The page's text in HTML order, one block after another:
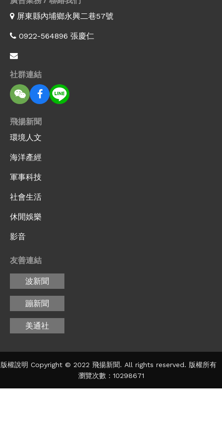
屏東縣內埔鄉永興二巷57號
0922-564896 張慶仁
社群連結
飛揚新聞
環境人文
海洋產經
軍事科技
社會生活
休閒娛樂
影音
友善連結
波新聞
蹦新聞
美通社
版權說明 Copyright © 2022 飛揚新聞. All rights reserved. 版權所有
瀏覽次數：10298671